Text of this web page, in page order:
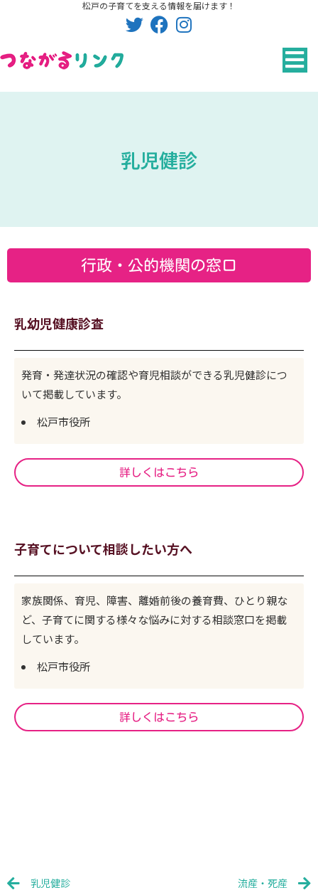
ス
松戸の子育てを支える情報を届けます！
乳児健診
行政・公的機関の窓口
乳幼児健康診査
発育・発達状況の確認や育児相談ができる乳児健診につ
いて掲載しています。
松戸市役所
詳しくはこちら
子育てについて相談したい方へ
家族関係、育児、障害、離婚前後の養育費、ひとり親な
ど、子育てに関する様々な悩みに対する相談窓口を掲載
しています。
松戸市役所
詳しくはこちら
Prev
乳児健診 流産・死産